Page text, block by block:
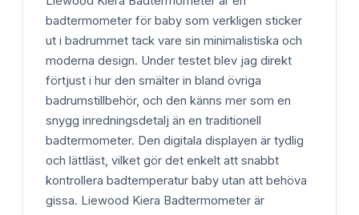
badtermometer för baby som verkligen sticker
ut i badrummet tack vare sin minimalistiska och
moderna design. Under testet blev jag direkt
förtjust i hur den smälter in bland övriga
badrumstillbehör, och den känns mer som en
snygg inredningsdetalj än en traditionell
badtermometer. Den digitala displayen är tydlig
och lättläst, vilket gör det enkelt att snabbt
kontrollera badtemperatur baby utan att behöva
gissa. Liewood Kiera Badtermometer är